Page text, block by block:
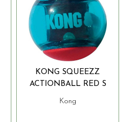
KONG SQUEEZZ
ACTIONBALL RED S
3ST 5CM
Kong